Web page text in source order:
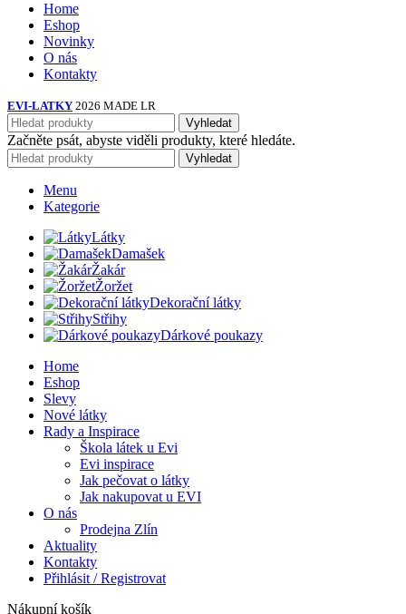
Home
Eshop
Novinky
O nás
Kontakty
EVI-LATKY 2026 MADE LR
Vyhledat
Začněte psát, abyste viděli produkty, které hledáte.
Vyhledat
Menu
Kategorie
Látky
Damašek
Žakár
Žoržet
Dekorační látky
Střihy
Dárkové poukazy
Home
Eshop
Slevy
Nové látky
Rady a Inspirace
Škola látek u Evi
Evi inspirace
Jak pečovat o látky
Jak nakupovat u EVI
O nás
Prodejna Zlín
Aktuality
Kontakty
Přihlásit / Registrovat
Nákupní košík